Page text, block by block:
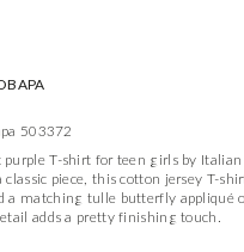
503372
purple T-shirt for teen girls by
classic piece, this cotton jersey T-
a matching tulle butterfly appliqué
adds a pretty finishing touch.